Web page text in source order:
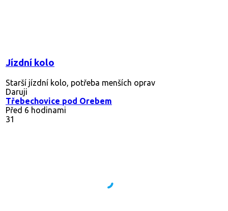
Jízdní kolo
Starší jízdní kolo, potřeba menších oprav
Daruji
Třebechovice pod Orebem
Před 6 hodinami
31